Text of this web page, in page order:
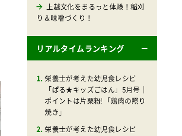
上越文化をまるっと体験！稲刈
り＆味噌づくり！
リアルタイムランキング
栄養士が考えた幼児食レシピ
「ぱる★キッズごはん」5月号｜
ポイントは片栗粉!「鶏肉の照り
焼き」
栄養士が考えた幼児食レシピ